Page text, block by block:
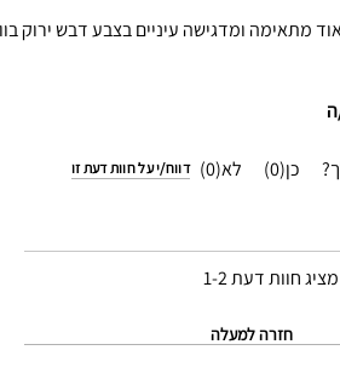
מתאימה ומדגישה עיניים בצבע דבש ירוק
0
0 דווח/י על חוות דעת זו
מציג חוות דעת1-2
חזרה למעלה